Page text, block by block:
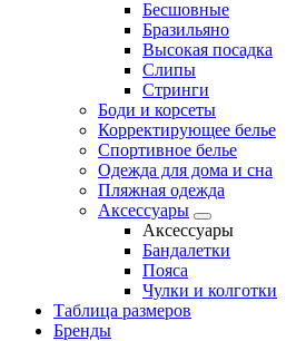
Бесшовные
Бразильяно
Высокая посадка
Слипы
Стринги
Боди и корсеты
Корректирующее белье
Спортивное белье
Одежда для дома и сна
Пляжная одежда
Аксессуары
Аксессуары
Бандалетки
Пояса
Чулки и колготки
Таблица размеров
Бренды